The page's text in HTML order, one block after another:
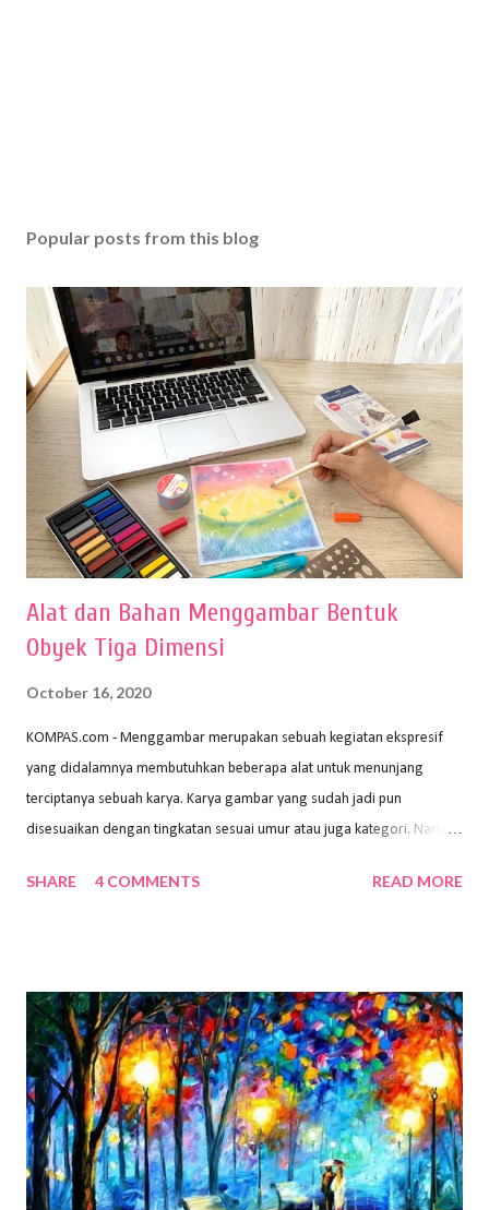
Popular posts from this blog
Alat dan Bahan Menggambar Bentuk
Obyek Tiga Dimensi
October 16, 2020
KOMPAS.com - Menggambar merupakan sebuah kegiatan ekspresif
yang didalamnya membutuhkan beberapa alat untuk menunjang
terciptanya sebuah karya. Karya gambar yang sudah jadi pun
disesuaikan dengan tingkatan sesuai umur atau juga kategori. Namun,
sehingga hasilnya bisa dilihat. Peran alat dan bahan sangat
memiliki spesifikasi berbeda sesuai jenisnya. Berikut peralatan
menggambar bentuk: 1. Kertas Gambar Kegiatan menggambar
membutuhkan kertas yang baik agar proses pembuatan gambar lebih
nyaman dan maksimal. Bahan kertas yang baik salah satu syaratnya
adalah tidak mudah sobek, mengingat menggambar merupakan
proses menggores dan menghapus. Kertas adalah bahan yang paling
ideal digunakan untuk menggambar. Dalam menggambar
SHARE 4 COMMENTS READ MORE